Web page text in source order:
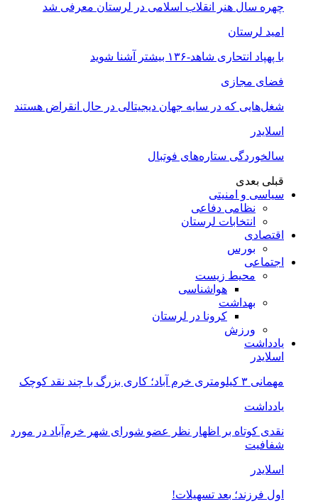
چهره سال هنر انقلاب اسلامی در لرستان معرفی شد
امید لرستان
با پهپاد انتحاری شاهد-۱۳۶ بیشتر آشنا شوید
فضای مجازی
شغل‌‌هایی که در سایه جهان دیجیتالی در حال انقراض هستند
اسلایدر
سالخوردگی ستاره‌های فوتبال
قبلی بعدی
سیاسی و امنیتی
نظامی دفاعی
انتخابات لرستان
اقتصادی
بورس
اجتماعی
محیط زیست
هواشناسی
بهداشت
کرونا در لرستان
ورزش
یادداشت
اسلایدر
مهمانی ۳ کیلومتری خرم آباد؛ کاری بزرگ با چند نقد کوچک
یادداشت
نقدی کوتاه بر اظهار نظر عضو شورای شهر خرم‌آباد در مورد
شفافیت
اسلایدر
اول فرزند؛ بعد تسهیلات!